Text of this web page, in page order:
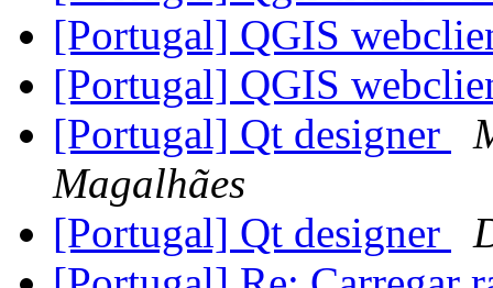
[Portugal] QGIS
[Portugal] QGIS
[Portugal] Qt designer
Magalhães
[Portugal] Qt designer